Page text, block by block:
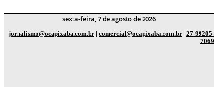
sexta-feira, 7 de agosto de 2026
jornalismo@ocapixaba.com.br | comercial@ocapixaba.com.br | 27-99205-
7069